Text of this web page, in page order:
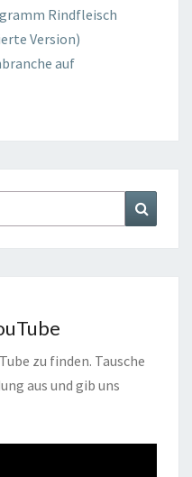
Rindfleisch
Version)
auf
zu finden. Tausche
aus und gib uns